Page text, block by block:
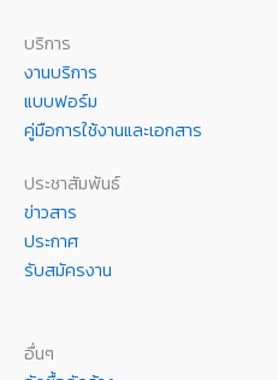
บริการ
งานบริการ
แบบฟอร์ม
คู่มือการใช้งานและเอกสาร
ประชาสัมพันธ์
ข่าวสาร
ประกาศ
รับสมัครงาน
อื่นๆ